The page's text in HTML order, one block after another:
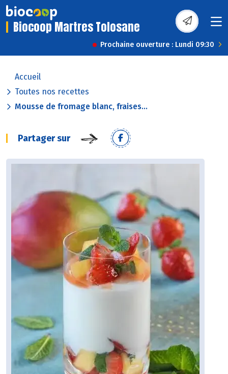
Biocoop Martres Tolosane
Prochaine ouverture : Lundi 09:30
Accueil
Toutes nos recettes
Mousse de fromage blanc, fraises...
Partager sur